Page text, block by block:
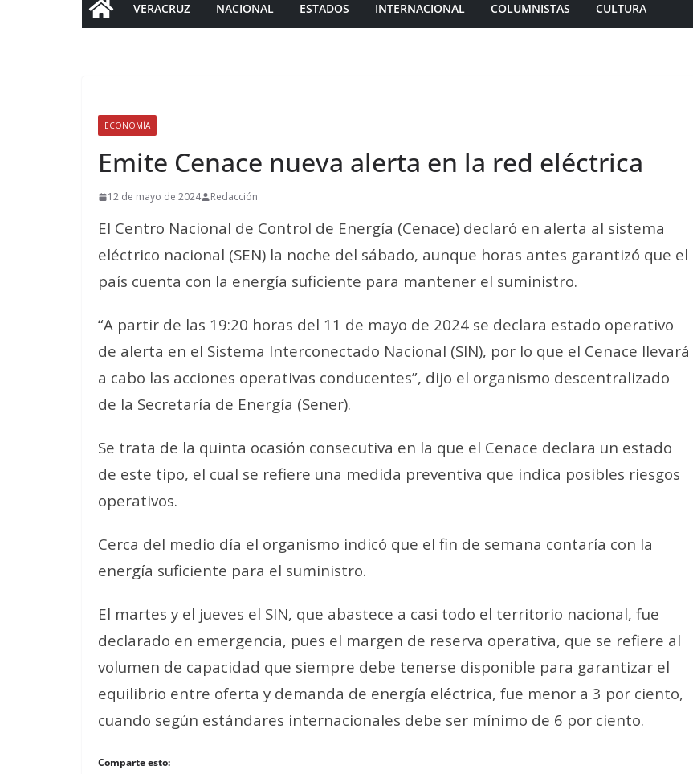
VERACRUZ NACIONAL ESTADOS INTERNACIONAL COLUMNISTAS CULTURA
ECONOMÍA
Emite Cenace nueva alerta en la red eléctrica
12 de mayo de 2024 Redacción
El Centro Nacional de Control de Energía (Cenace) declaró en alerta al sistema
eléctrico nacional (SEN) la noche del sábado, aunque horas antes garantizó que el
país cuenta con la energía suficiente para mantener el suministro.
“A partir de las 19:20 horas del 11 de mayo de 2024 se declara estado operativo
de alerta en el Sistema Interconectado Nacional (SIN), por lo que el Cenace llevará
a cabo las acciones operativas conducentes”, dijo el organismo descentralizado
de la Secretaría de Energía (Sener).
Se trata de la quinta ocasión consecutiva en la que el Cenace declara un estado
de este tipo, el cual se refiere una medida preventiva que indica posibles riesgos
operativos.
Cerca del medio día el organismo indicó que el fin de semana contaría con la
energía suficiente para el suministro.
El martes y el jueves el SIN, que abastece a casi todo el territorio nacional, fue
declarado en emergencia, pues el margen de reserva operativa, que se refiere al
volumen de capacidad que siempre debe tenerse disponible para garantizar el
equilibrio entre oferta y demanda de energía eléctrica, fue menor a 3 por ciento,
cuando según estándares internacionales debe ser mínimo de 6 por ciento.
Comparte esto: